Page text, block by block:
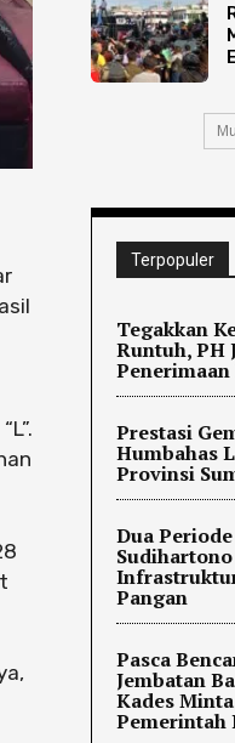
Terpopuler
Tegakkan
Runtuh, PH
Prestasi
Humbahas
Provinsi
Dua
Pangan
Pasca
Jembatan
Kades
Pemerintah